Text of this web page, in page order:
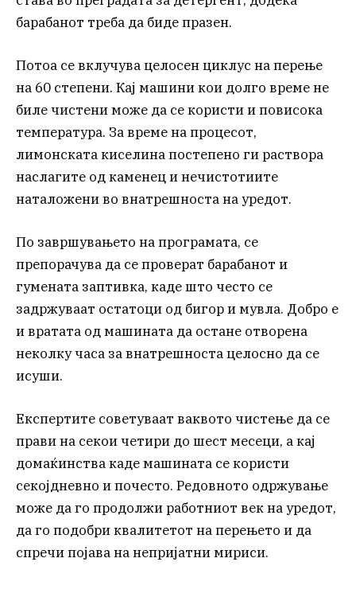
барабанот треба да биде празен.
Потоа се вклучува целосен циклус на перење
на 60 степени. Кај машини кои долго време не
биле чистени може да се користи и повисока
температура. За време на процесот,
лимонската киселина постепено ги раствора
наслагите од каменец и нечистотиите
наталожени во внатрешноста на уредот.
По завршувањето на програмата, се
препорачува да се проверат барабанот и
гумената заптивка, каде што често се
задржуваат остатоци од бигор и мувла. Добро е
и вратата од машината да остане отворена
неколку часа за внатрешноста целосно да се
исуши.
Експертите советуваат ваквото чистење да се
прави на секои четири до шест месеци, а кај
домаќинства каде машината се користи
секојдневно и почесто. Редовното одржување
може да го продолжи работниот век на уредот,
да го подобри квалитетот на перењето и да
спречи појава на непријатни мириси.